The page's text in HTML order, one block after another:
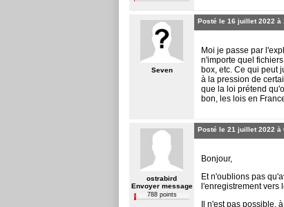
Seven
Posté le 16 juillet 2022 à
Moi je passe par
n'importe quel
box, etc. Ce qui peut
à la pression de
que la loi prétend
bon, les lois en
ostrabird
Envoyer message
788 points
Posté le 21 juillet 2022 à
Bonjour,
Et n'oublions pas
l'enregistrement vers
Il n'est pas possible,